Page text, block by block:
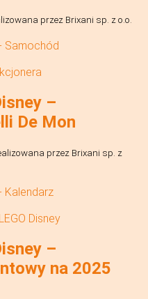
przez Brixani sp. z o.o.
–
De Mon
przez Brixani sp. z
LEGO Disney
–
na 2025